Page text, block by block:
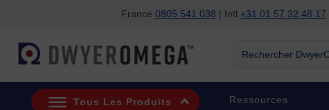
France 0805 541 038 | Intl +31 01 57 32 48 17
Tous Les Produits Ressources